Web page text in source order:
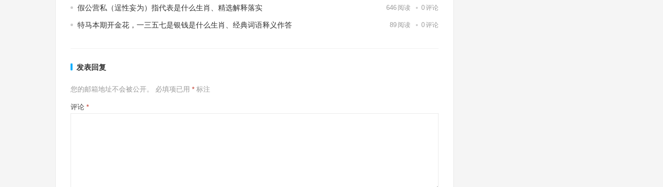
假公营私（逞性妄为）指代表是什么生肖、精选解释落实 646 阅读 0评论
特马本期开金花，一三五七是银钱是什么生肖、经典词语释义作答 89 阅读 0评论
发表回复
您的邮箱地址不会被公开。 必填项已用 * 标注
评论 *